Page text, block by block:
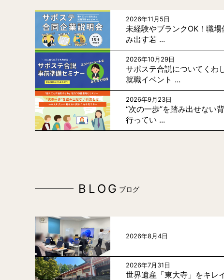
2026年11月5日
未経験やブランクOK！職
み出す若 ...
2026年10月29日
サポステ合説についてくわ
就職イベント ...
2026年9月23日
“次の一歩”を踏み出せない
行ってい ...
BLOG ブログ
2026年8月4日
2026年7月31日
世界遺産「東大寺」をキレ